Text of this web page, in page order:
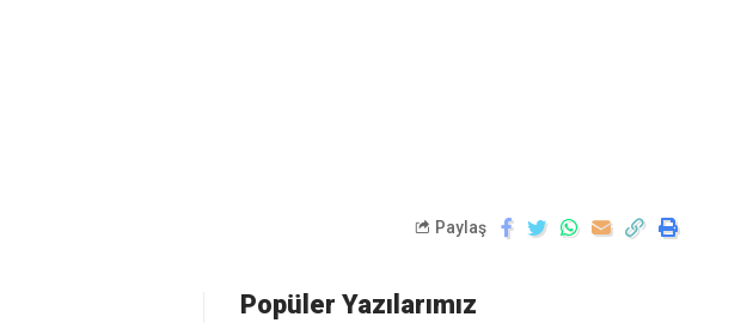
Paylaş
Popüler Yazılarımız